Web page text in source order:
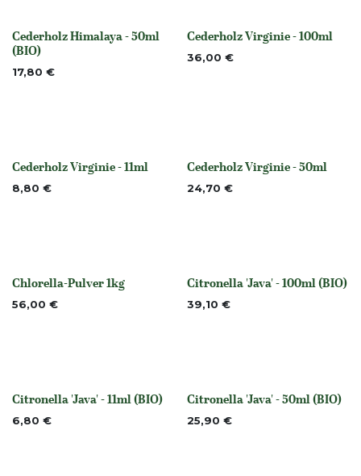
None
Cederholz Himalaya - 50ml
(BIO)
17,80 €
None
Cederholz Virginie - 100ml
36,00 €
None
Cederholz Virginie - 11ml
8,80 € None
Cederholz Virginie - 50ml
24,70 €
None
Chlorella-Pulver 1kg
56,00 € None
Citronella 'Java' - 100ml (BIO)
39,10 €
None
Citronella 'Java' - 11ml (BIO)
6,80 € None
Citronella 'Java' - 50ml (BIO)
25,90 €